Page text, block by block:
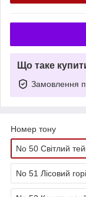
Що таке
Замовлення
Номер тону
No 50 Світлий
No 51 Лісовий